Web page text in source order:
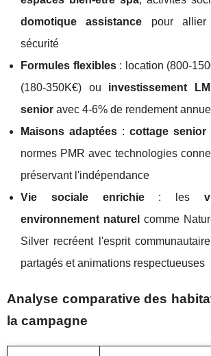
domotique assistance pour allier
sécurité
Formules flexibles: location (800-
(180-350K€) ou investissement
senior avec 4-6% de rendement annuel
Maisons adaptées: cottage senior
normes PMR avec technologies
préservant l'indépendance
Vie sociale enrichie: les
environnement naturel comme
Silver recréent l'esprit
partagés et animations respectueuses
Analyse comparative des
la campagne